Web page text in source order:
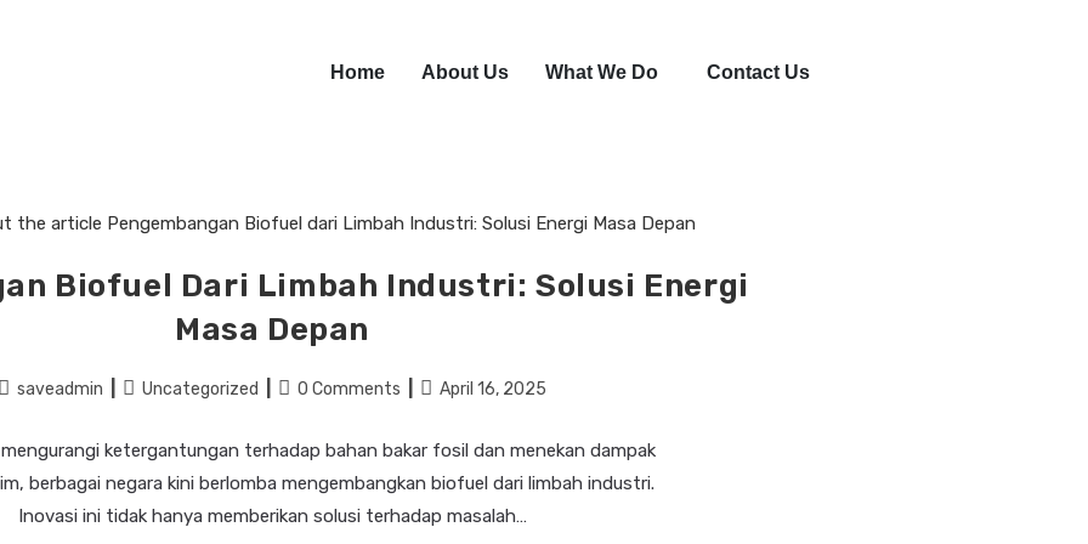
Home About Us What We Do Contact Us
Biofuel Dari Limbah Industri: Solusi Energi
Masa Depan
saveadmin Uncategorized 0 Comments April 16, 2025
ketergantungan terhadap bahan bakar fosil dan menekan dampak
berbagai negara kini berlomba mengembangkan biofuel dari limbah industri.
Inovasi ini tidak hanya memberikan solusi terhadap masalah…